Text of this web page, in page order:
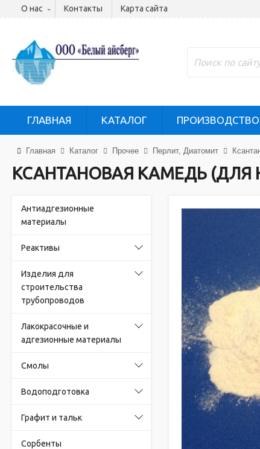
О нас Контакты Карта сайта
ГЛАВНАЯ КАТАЛОГ ПРОИЗВОДСТВО
Главная Каталог Прочее Перлит, Диатомит
КСАНТАНОВАЯ КАМЕДЬ
Антиадгезионные
материалы
Реактивы
Изделия для
строительства
трубопроводов
Лакокрасочные и
адгезионные материалы
Смолы
Водоподготовка
Графит и тальк
Сорбенты